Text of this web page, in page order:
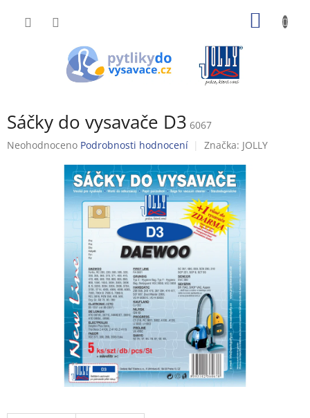
Sáčky do vysavače D3 6067
Průměrné
Neohodnoceno Podrobnosti hodnocení Značka: JOLLY